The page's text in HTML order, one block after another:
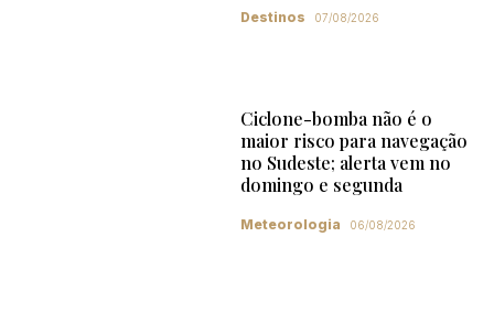
Destinos 07/08/2026
Ciclone-bomba não é o
maior risco para navegação
no Sudeste; alerta vem no
domingo e segunda
Meteorologia 06/08/2026